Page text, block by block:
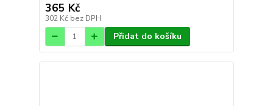
365 Kč
302 Kč bez DPH
Přidat do košíku